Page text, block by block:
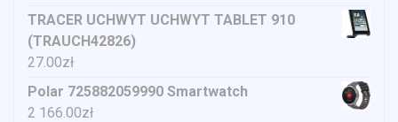
TRACER UCHWYT UCHWYT TABLET 910
(TRAUCH42826)
27.00zł
Polar 725882059990 Smartwatch
2 166.00zł